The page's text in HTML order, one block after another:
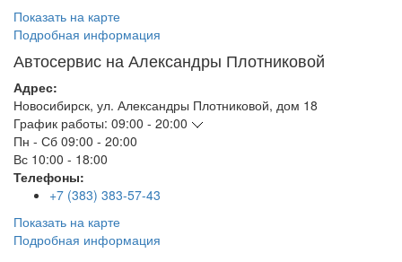
Показать на карте
Подробная информация
Автосервис на Александры Плотниковой
Адрес:
Новосибирск, ул. Александры Плотниковой, дом 18
График работы: 09:00 - 20:00
Пн - Сб 09:00 - 20:00
Вс 10:00 - 18:00
Телефоны:
+7 (383) 383-57-43
Показать на карте
Подробная информация